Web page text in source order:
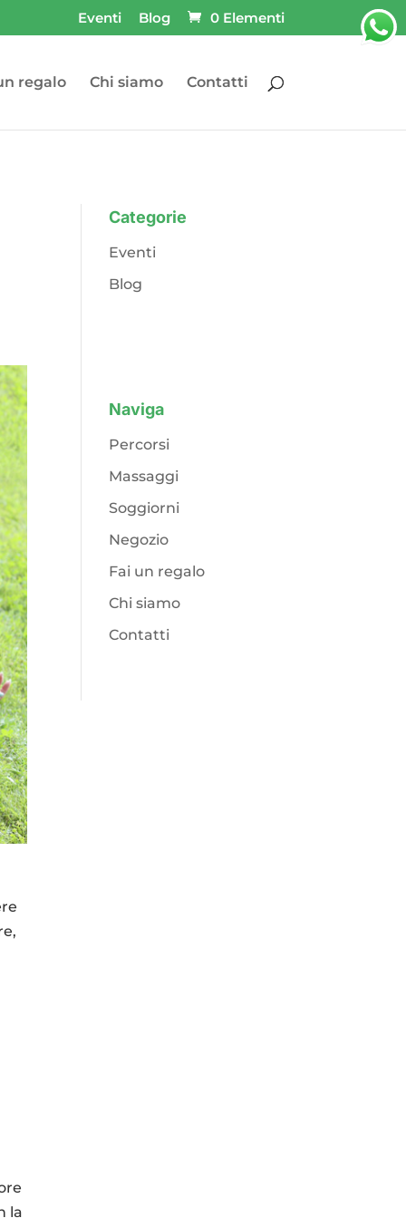
Eventi Blog 0 Elementi
regalo Chi siamo Contatti
la
Categorie
Eventi
Blog
Naviga
Percorsi
Massaggi
Soggiorni
Negozio
Fai un regalo
Chi siamo
Contatti